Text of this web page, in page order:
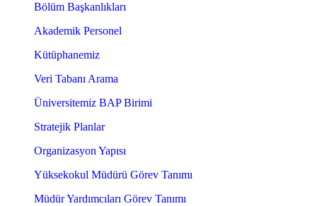
Bölüm Başkanlıkları
Akademik Personel
Kütüphanemiz
Veri Tabanı Arama
Üniversitemiz BAP Birimi
Stratejik Planlar
Organizasyon Yapısı
Yüksekokul Müdürü Görev Tanımı
Müdür Yardımcıları Görev Tanımı